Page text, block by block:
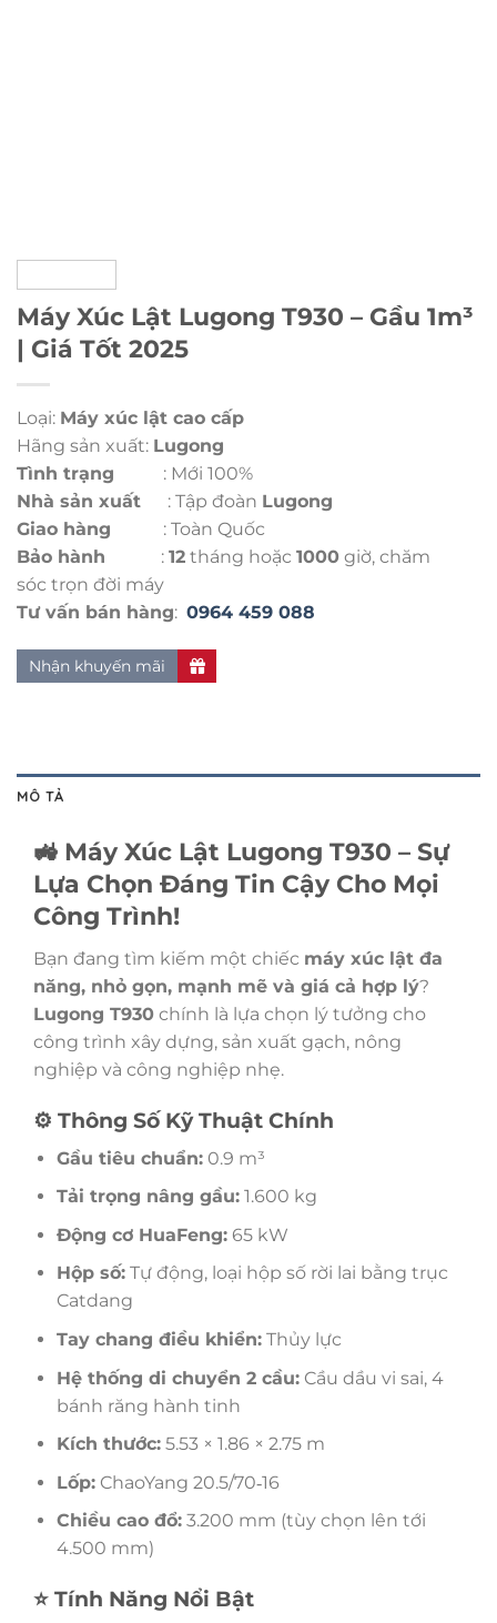
Máy Xúc Lật Lugong T930 – Gầu 1m³
| Giá Tốt 2025
Loại: Máy xúc lật cao cấp
Hãng sản xuất: Lugong
Tình trạng : Mới 100%
Nhà sản xuất : Tập đoàn Lugong
Giao hàng
: Toàn Quốc
Bảo hành
: 12 tháng hoặc 1000 giờ, chăm
sóc trọn đời máy
Tư vấn bán hàng: 0964 459 088
Nhận khuyến mãi
MÔ TẢ
🚜 Máy Xúc Lật Lugong T930 – Sự
Lựa Chọn Đáng Tin Cậy Cho Mọi
Công Trình!
Bạn đang tìm kiếm một chiếc máy xúc lật đa
năng, nhỏ gọn, mạnh mẽ và giá cả hợp lý?
Lugong T930 chính là lựa chọn lý tưởng cho
công trình xây dựng, sản xuất gạch, nông
nghiệp và công nghiệp nhẹ.
⚙️ Thông Số Kỹ Thuật Chính
Gầu tiêu chuẩn:0.9 m³
Tải trọng nâng gầu:1.600 kg
Động cơ HuaFeng:65 kW
Hộp số:Tự động, loại hộp số rời lai bằng trục
Catdang
Tay chang điều khiển:Thủy lực
Hệ thống di chuyển 2 cầu:Cầu dầu vi sai, 4
bánh răng hành tinh
Kích thước:5.53 × 1.86 × 2.75 m
Lốp:ChaoYang 20.5/70‑16
Chiều cao đổ:3.200 mm (tùy chọn lên tới
4.500 mm)
⭐ Tính Năng Nổi Bật